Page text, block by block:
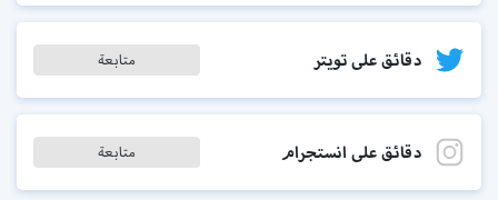
دقائق على تويتر متابعة
دقائق على انستجرام متابعة